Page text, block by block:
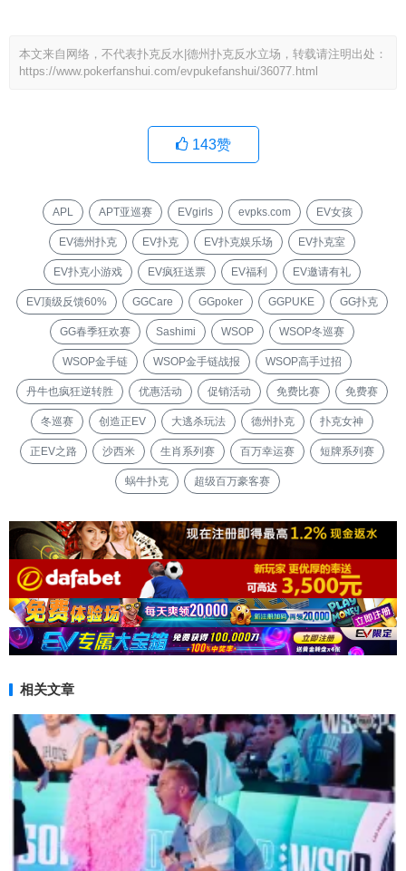
本文来自网络，不代表扑克反水|德州扑克反水立场，转载请注明出处：
https://www.pokerfanshui.com/evpukefanshui/36077.html
143赞
APL APT亚巡赛 EVgirls evpks.com EV女孩
EV德州扑克 EV扑克 EV扑克娱乐场 EV扑克室
EV扑克小游戏 EV疯狂送票 EV福利 EV邀请有礼
EV顶级反馈60% GGCare GGpoker GGPUKE GG扑克
GG春季狂欢赛 Sashimi WSOP WSOP冬巡赛
WSOP金手链 WSOP金手链战报 WSOP高手过招
丹牛也疯狂逆转胜 优惠活动 促销活动 免费比赛 免费赛
冬巡赛 创造正EV 大逃杀玩法 德州扑克 扑克女神
正EV之路 沙西米 生肖系列赛 百万幸运赛 短牌系列赛
蜗牛扑克 超级百万豪客赛
相关文章